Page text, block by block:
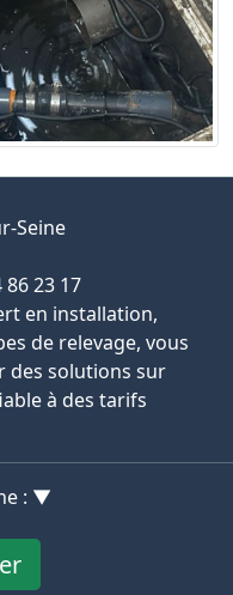
Seine
23 17
en installation,
de relevage, vous
des solutions sur
à des tarifs
: ▼